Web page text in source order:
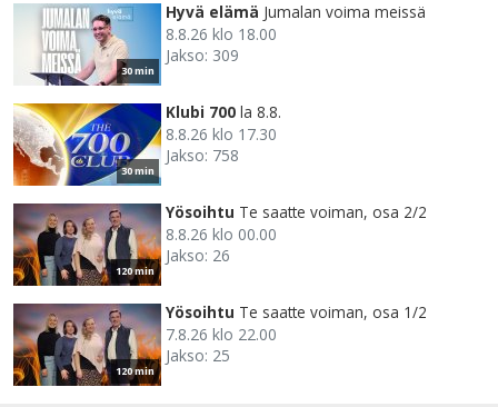
30 min
Hyvä elämä Jumalan voima meissä
8.8.26 klo 18.00
Jakso: 309
30 min
Klubi 700 la 8.8.
8.8.26 klo 17.30
Jakso: 758
120 min
Yösoihtu Te saatte voiman, osa 2/2
8.8.26 klo 00.00
Jakso: 26
120 min
Yösoihtu Te saatte voiman, osa 1/2
7.8.26 klo 22.00
Jakso: 25